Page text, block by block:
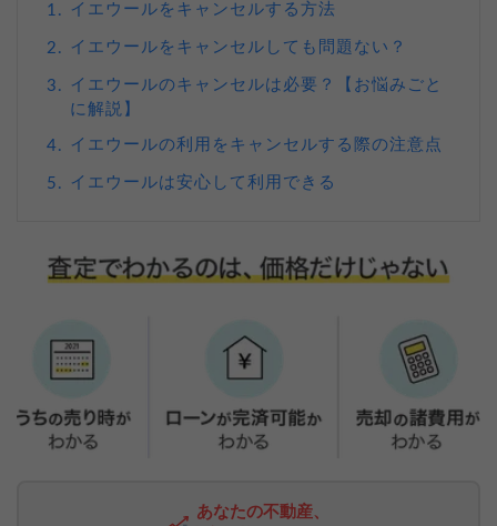
1. イエウールをキャンセルする方法
2. イエウールをキャンセルしても問題ない？
3.
イエウールのキャンセルは必要？【お悩みごと
に解説】
4. イエウールの利用をキャンセルする際の注意点
5. イエウールは安心して利用できる
あなたの不動産、